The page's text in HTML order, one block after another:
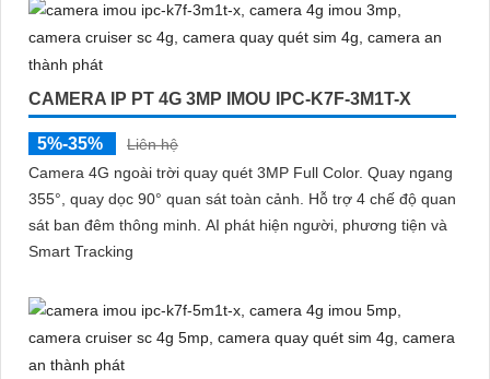
CAMERA IP PT 4G 3MP IMOU IPC-K7F-3M1T-X
5%-35%
Liên hệ
Camera 4G ngoài trời quay quét 3MP Full Color. Quay ngang
355°, quay dọc 90° quan sát toàn cảnh. Hỗ trợ 4 chế độ quan
sát ban đêm thông minh. AI phát hiện người, phương tiện và
Smart Tracking